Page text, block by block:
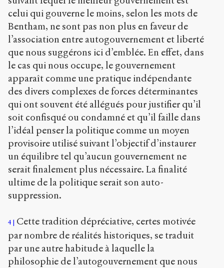
celui qui gouverne le moins, selon les mots de
Bentham, ne sont pas non plus en faveur de
l’association entre autogouvernement et liberté
que nous suggérons ici d’emblée. En effet, dans
le cas qui nous occupe, le gouvernement
apparaît comme une pratique indépendante
des divers complexes de forces déterminantes
qui ont souvent été allégués pour justifier qu’il
soit confisqué ou condamné et qu’il faille dans
l’idéal penser la politique comme un moyen
provisoire utilisé suivant l’objectif d’instaurer
un équilibre tel qu’aucun gouvernement ne
serait finalement plus nécessaire. La finalité
ultime de la politique serait son auto-
suppression.
4
Cette tradition dépréciative, certes motivée
par nombre de réalités historiques, se traduit
par une autre habitude à laquelle la
philosophie de l’autogouvernement que nous